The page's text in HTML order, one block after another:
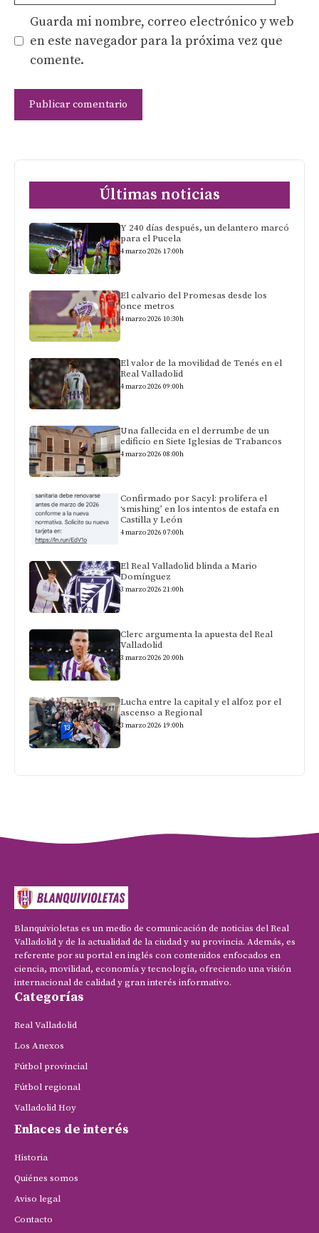
Guarda mi nombre, correo electrónico y web
en este navegador para la próxima vez que
comente.
Últimas noticias
Y 240 días después, un delantero marcó
para el Pucela
4 marzo 2026 17:00h
El calvario del Promesas desde los
once metros
4 marzo 2026 10:30h
El valor de la movilidad de Tenés en el
Real Valladolid
4 marzo 2026 09:00h
Una fallecida en el derrumbe de un
edificio en Siete Iglesias de Trabancos
4 marzo 2026 08:00h
Confirmado por Sacyl: prolifera el
‘smishing’ en los intentos de estafa en
Castilla y León
4 marzo 2026 07:00h
El Real Valladolid blinda a Mario
Domínguez
3 marzo 2026 21:00h
Clerc argumenta la apuesta del Real
Valladolid
3 marzo 2026 20:00h
Lucha entre la capital y el alfoz por el
ascenso a Regional
3 marzo 2026 19:00h
Blanquivioletas es un medio de comunicación de noticias del Real
Valladolid y de la actualidad de la ciudad y su provincia. Además, es
referente por su portal en inglés con contenidos enfocados en
ciencia, movilidad, economía y tecnología, ofreciendo una visión
internacional de calidad y gran interés informativo.
Categorías
Real Valladolid
Los Anexos
Fútbol provincial
Fútbol regional
Valladolid Hoy
Enlaces de interés
Historia
Quiénes somos
Aviso legal
Contacto